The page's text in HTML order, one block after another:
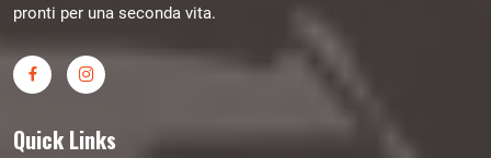
pronti per una seconda vita.
Quick Links